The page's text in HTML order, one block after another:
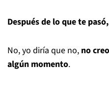
Después de lo que te
No, yo diría que no, no
algún momento.